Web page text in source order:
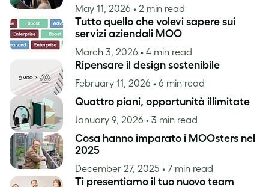
May 11, 2026 • 2 min read
Tutto quello che volevi sapere sui
servizi aziendali MOO
March 3, 2026 • 4 min read
Ripensare il design sostenibile
February 11, 2026 • 6 min read
Quattro piani, opportunità illimitate
January 9, 2026 • 3 min read
Cosa hanno imparato i MOOsters nel
2025
December 27, 2025 • 7 min read
Ti presentiamo il tuo nuovo team